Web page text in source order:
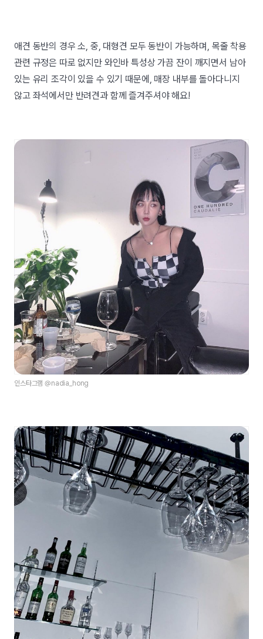
애견 동반의 경우 소, 중, 대형견 모두 동반이 가능하며, 목줄 착용
관련 규정은 따로 없지만 와인바 특성상 가끔 잔이 깨지면서 남아
있는 유리 조각이 있을 수 있기 때문에, 매장 내부를 돌아다니지
않고 좌석에서만 반려견과 함께 즐겨주셔야 해요!
인스타그램 @nadia_hong